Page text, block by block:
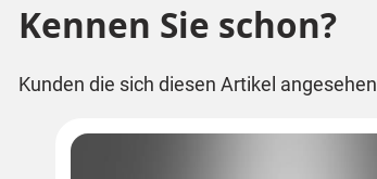
Kennen Sie schon?
Kunden die sich diesen Artikel